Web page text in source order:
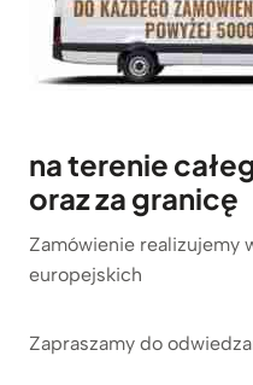
na terenie
oraz za granicę
Zamówienie realizujemy
europejskich
Zapraszamy do